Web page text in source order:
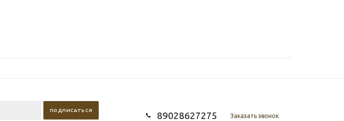
89028627275 Заказать звонок